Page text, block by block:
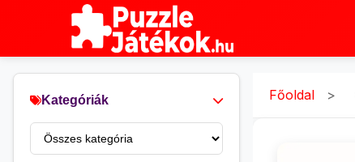
Kategóriák Főoldal >